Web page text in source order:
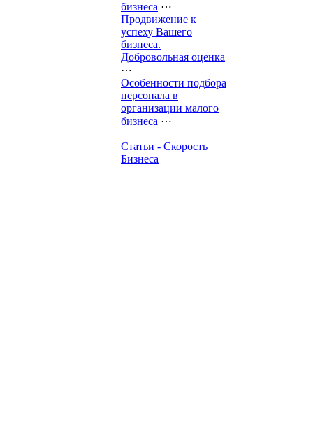
бизнеса ⋯
Продвижение к
успеху Вашего
бизнеса.
Добровольная оценка
⋯
Особенности подбора
персонала в
организации малого
бизнеса ⋯
Статьи - Скорость
Бизнеса